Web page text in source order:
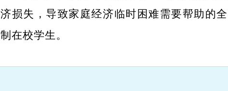
济损失，导致家庭经济临时困难需要帮助的
制在校学生。